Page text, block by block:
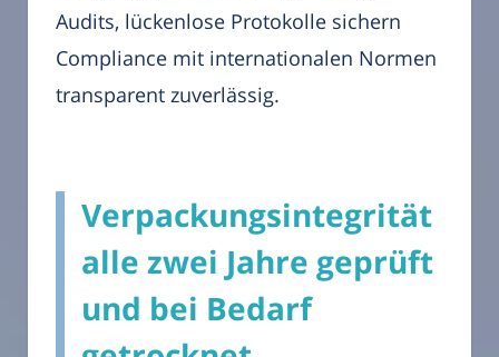
Audits, lückenlose Protokolle sichern
Compliance mit internationalen Normen
transparent zuverlässig.
Verpackungsintegrität
alle zwei Jahre geprüft
und bei Bedarf